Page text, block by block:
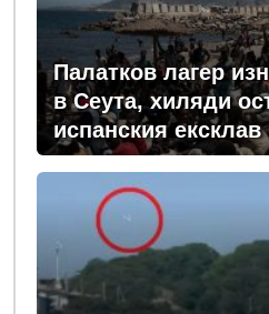
Палатков лагер
в Сеута, хиляди
испанския